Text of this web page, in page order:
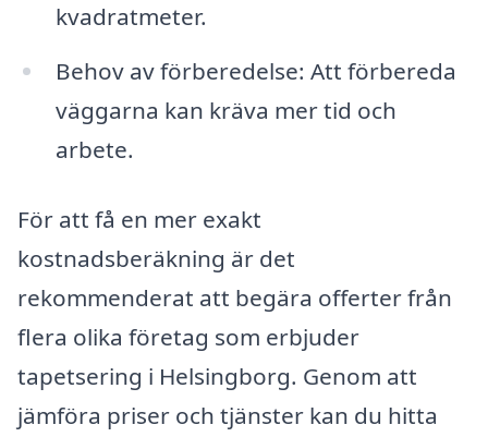
kvadratmeter.
Behov av förberedelse: Att förbereda
väggarna kan kräva mer tid och
arbete.
För att få en mer exakt
kostnadsberäkning är det
rekommenderat att begära offerter från
flera olika företag som erbjuder
tapetsering i Helsingborg. Genom att
jämföra priser och tjänster kan du hitta